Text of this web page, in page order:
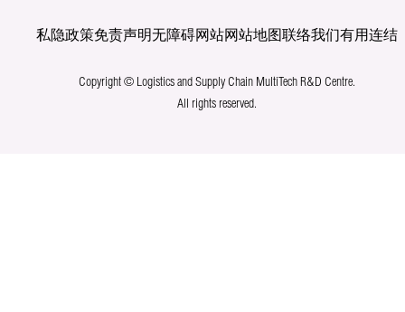
私隐政策免责声明无障碍网站网站地图联络我们有用连结
Copyright © Logistics and Supply Chain MultiTech R&D Centre.
All rights reserved.